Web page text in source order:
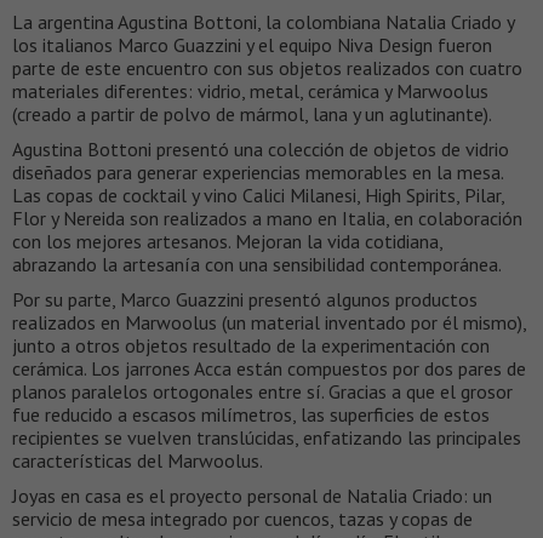
La argentina Agustina Bottoni, la colombiana Natalia Criado y
los italianos Marco Guazzini y el equipo Niva Design fueron
parte de este encuentro con sus objetos realizados con cuatro
materiales diferentes: vidrio, metal, cerámica y Marwoolus
(creado a partir de polvo de mármol, lana y un aglutinante).
Agustina Bottoni presentó una colección de objetos de vidrio
diseñados para generar experiencias memorables en la mesa.
Las copas de cocktail y vino Calici Milanesi, High Spirits, Pilar,
Flor y Nereida son realizados a mano en Italia, en colaboración
con los mejores artesanos. Mejoran la vida cotidiana,
abrazando la artesanía con una sensibilidad contemporánea.
Por su parte, Marco Guazzini presentó algunos productos
realizados en Marwoolus (un material inventado por él mismo),
junto a otros objetos resultado de la experimentación con
cerámica. Los jarrones Acca están compuestos por dos pares de
planos paralelos ortogonales entre sí. Gracias a que el grosor
fue reducido a escasos milímetros, las superficies de estos
recipientes se vuelven translúcidas, enfatizando las principales
características del Marwoolus.
Joyas en casa es el proyecto personal de Natalia Criado: un
servicio de mesa integrado por cuencos, tazas y copas de